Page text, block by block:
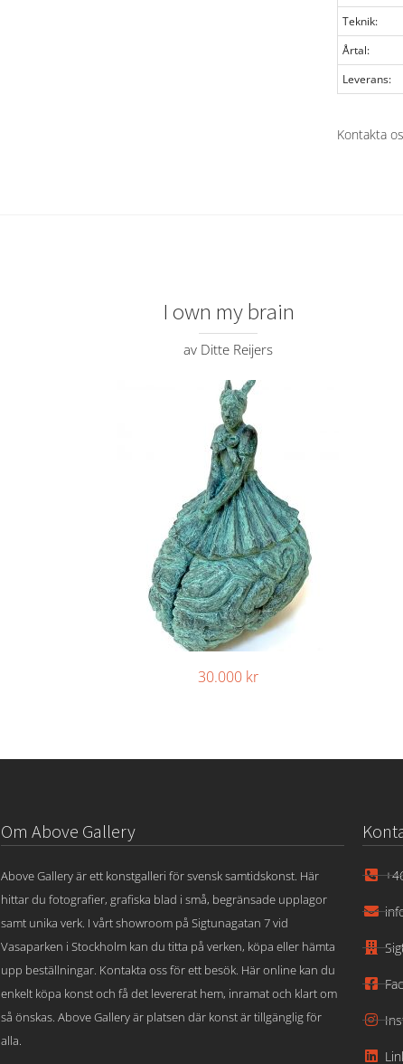
Teknik:
Årtal:
Leverans:
Kontakta
I own my brain
av Ditte Reijers
30.000 kr
Om Above Gallery
Above Gallery är ett konstgalleri för svensk samtidskonst. Här
hittar du fotografier, grafiska blad i små, begränsade upplagor
samt unika verk. I vårt showroom på Sigtunagatan 7 vid
Vasaparken i Stockholm kan du titta på verken, köpa eller hämta
upp beställningar. Kontakta oss för ett besök. Här online kan du
enkelt köpa konst och få det levererat hem, inramat och klart om
så önskas. Above Gallery är platsen där konst är tillgänglig för
alla.